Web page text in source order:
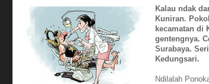
Kalau ndak
Kuniran.
kecamatan di
gentengnya.
Surabaya.
Kedungsari.
Ndilalah